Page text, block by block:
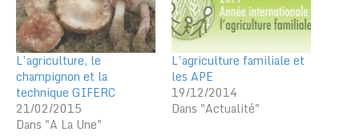
L’agriculture, le
champignon et la
technique GIFERC
21/02/2015
Dans "A La Une"
L’agriculture familiale et
les APE
19/12/2014
Dans "Actualité"